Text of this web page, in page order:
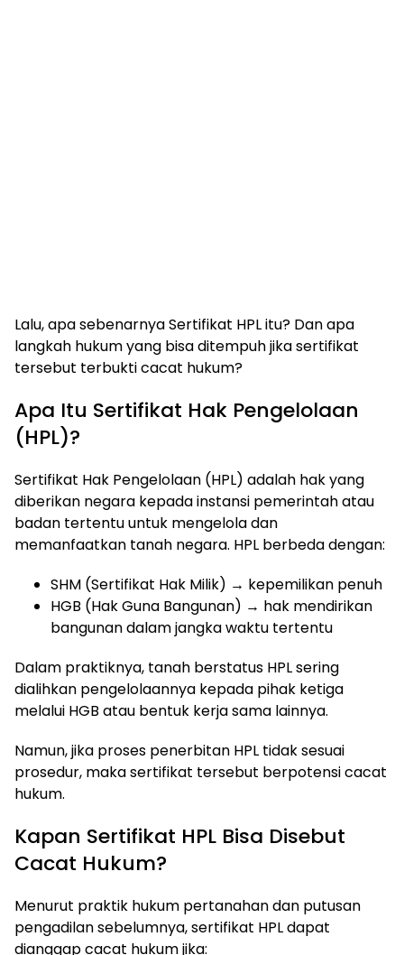
Lalu, apa sebenarnya Sertifikat HPL itu? Dan apa
langkah hukum yang bisa ditempuh jika sertifikat
tersebut terbukti cacat hukum?
Apa Itu Sertifikat Hak Pengelolaan
(HPL)?
Sertifikat Hak Pengelolaan (HPL) adalah hak yang
diberikan negara kepada instansi pemerintah atau
badan tertentu untuk mengelola dan
memanfaatkan tanah negara. HPL berbeda dengan:
SHM (Sertifikat Hak Milik) → kepemilikan penuh
HGB (Hak Guna Bangunan) → hak mendirikan
bangunan dalam jangka waktu tertentu
Dalam praktiknya, tanah berstatus HPL sering
dialihkan pengelolaannya kepada pihak ketiga
melalui HGB atau bentuk kerja sama lainnya.
Namun, jika proses penerbitan HPL tidak sesuai
prosedur, maka sertifikat tersebut berpotensi cacat
hukum.
Kapan Sertifikat HPL Bisa Disebut
Cacat Hukum?
Menurut praktik hukum pertanahan dan putusan
pengadilan sebelumnya, sertifikat HPL dapat
dianggap cacat hukum jika: